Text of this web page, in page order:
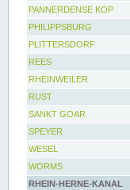
PANNERDENSE KOP
PHILIPPSBURG
PLITTERSDORF
REES
RHEINWEILER
RUST
SANKT GOAR
SPEYER
WESEL
WORMS
RHEIN-HERNE-KANAL